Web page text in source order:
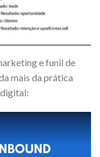
e funil de
mais da prática